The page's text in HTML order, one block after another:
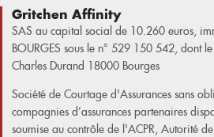
Gritchen Affinity
SAS au capital social de 10.260 euros,
BOURGES sous le n° 529 150 542, dont
Charles Durand 18000 Bourges
Société de Courtage d'Assurances sans
compagnies d’assurances partenaires
soumise au contrôle de l'ACPR, Autorité